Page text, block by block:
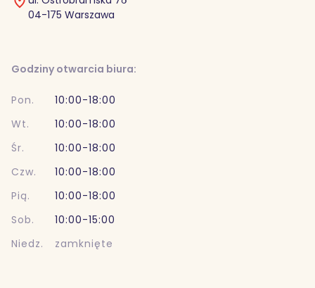
04-175 Warszawa
Godziny otwarcia biura:
Pon.
10:00-18:00
Wt.
10:00-18:00
Śr.
10:00-18:00
Czw.
10:00-18:00
Pią.
10:00-18:00
Sob.
10:00-15:00
Niedz.
zamknięte